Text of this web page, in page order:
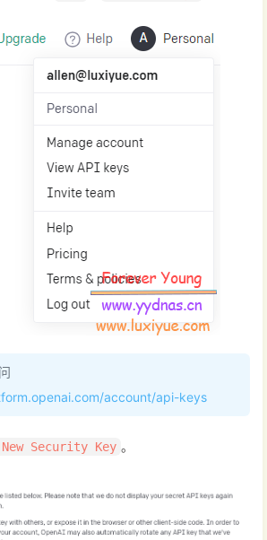
account/api-keys
Security Key 。